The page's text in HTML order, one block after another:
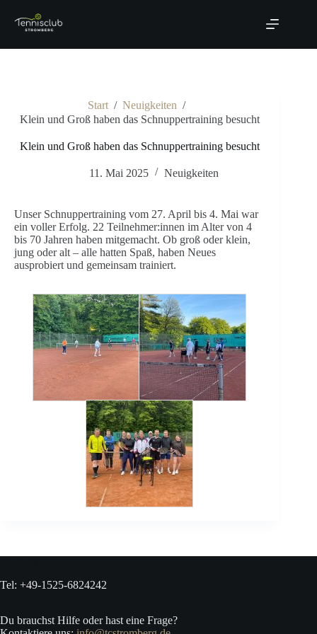
Inhalt
springen
Start / Neuigkeiten /
Klein und Groß haben das Schnuppertraining besucht
Klein und Groß haben das Schnuppertraining besucht
11. Mai 2025 Neuigkeiten
Unser Schnuppertraining vom 27. April bis 4. Mai war
ein voller Erfolg. 22 Teilnehmer:innen im Alter von 4
bis 70 Jahren haben mitgemacht. Ob groß oder klein,
jung oder alt – alle hatten Spaß, haben Neues
ausprobiert und gemeinsam trainiert.
Tel: +49-1525-6824242
Du brauchst Hilfe oder hast eine Frage?